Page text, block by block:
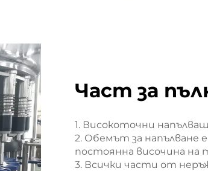
Част за
1. Високоточни
2. Обемът за напълване
постоянна височина на
3. Всички части от